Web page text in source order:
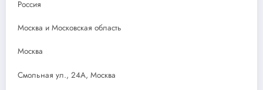
Россия
Москва и Московская область
Москва
Смольная ул., 24А, Москва